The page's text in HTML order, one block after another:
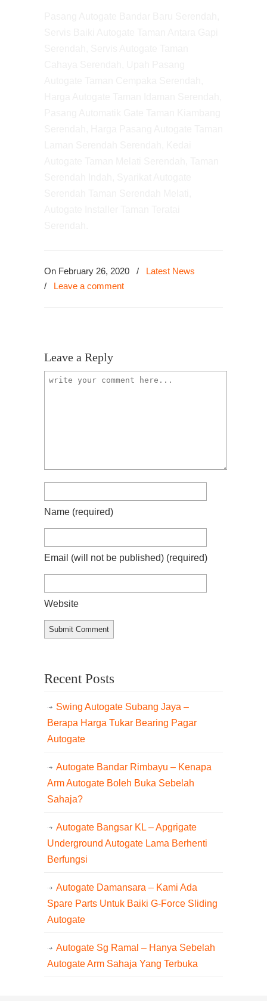
On February 26, 2020 /
Latest News
/ Leave a comment
Leave a Reply
Name (required)
Email (will not be published) (required)
Website
Recent Posts
Swing Autogate Subang Jaya –
Berapa Harga Tukar Bearing Pagar
Autogate
Autogate Bandar Rimbayu – Kenapa
Arm Autogate Boleh Buka Sebelah
Sahaja?
Autogate Bangsar KL – Apgrigate
Underground Autogate Lama Berhenti
Berfungsi
Autogate Damansara – Kami Ada
Spare Parts Untuk Baiki G-Force Sliding
Autogate
Autogate Sg Ramal – Hanya Sebelah
Autogate Arm Sahaja Yang Terbuka